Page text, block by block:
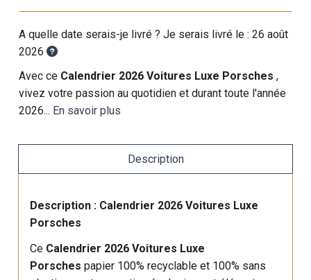
A quelle date serais-je livré ? Je serais livré le :26 août
2026
Avec ce Calendrier 2026 Voitures Luxe Porsches,
vivez votre passion au quotidien et durant toute l'année
2026... En savoir plus
Description
Description : Calendrier 2026 Voitures Luxe
Porsches
Ce Calendrier 2026 Voitures Luxe
Porschespapier 100% recyclable et 100% sans